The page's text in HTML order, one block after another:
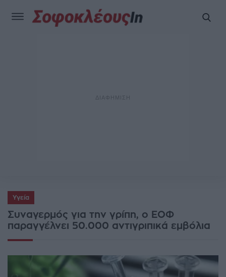
Υγεία
Συναγερμός για την γρίπη, ο ΕΟΦ
παραγγέλνει 50.000 αντιγριπικά εμβόλια